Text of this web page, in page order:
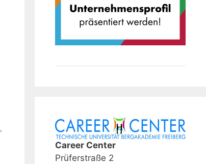
,
Career Center
Prüferstraße 2